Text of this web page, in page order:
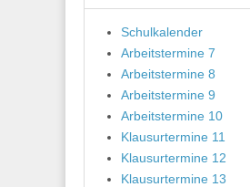
Schulkalender
Arbeitstermine 7
Arbeitstermine 8
Arbeitstermine 9
Arbeitstermine 10
Klausurtermine 11
Klausurtermine 12
Klausurtermine 13